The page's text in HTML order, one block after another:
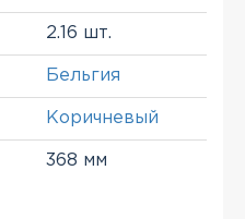
2.16 шт.
Бельгия
Коричневый
368 мм